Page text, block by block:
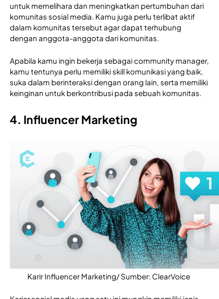
untuk memelihara dan meningkatkan pertumbuhan dari
komunitas sosial media. Kamu juga perlu terlibat aktif
dalam komunitas tersebut agar dapat terhubung
dengan anggota-anggota dari komunitas.
Apabila kamu ingin bekerja sebagai community manager,
kamu tentunya perlu memiliki skill komunikasi yang baik,
suka dalam berinteraksi dengan orang lain, serta memiliki
keinginan untuk berkontribusi pada sebuah komunitas.
4. Influencer Marketing
Karir Influencer Marketing/ Sumber: ClearVoice